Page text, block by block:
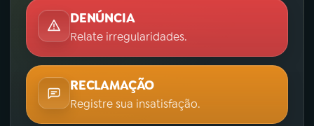
DENÚNCIA
Relate irregularidades.
RECLAMAÇÃO
Registre sua insatisfação.